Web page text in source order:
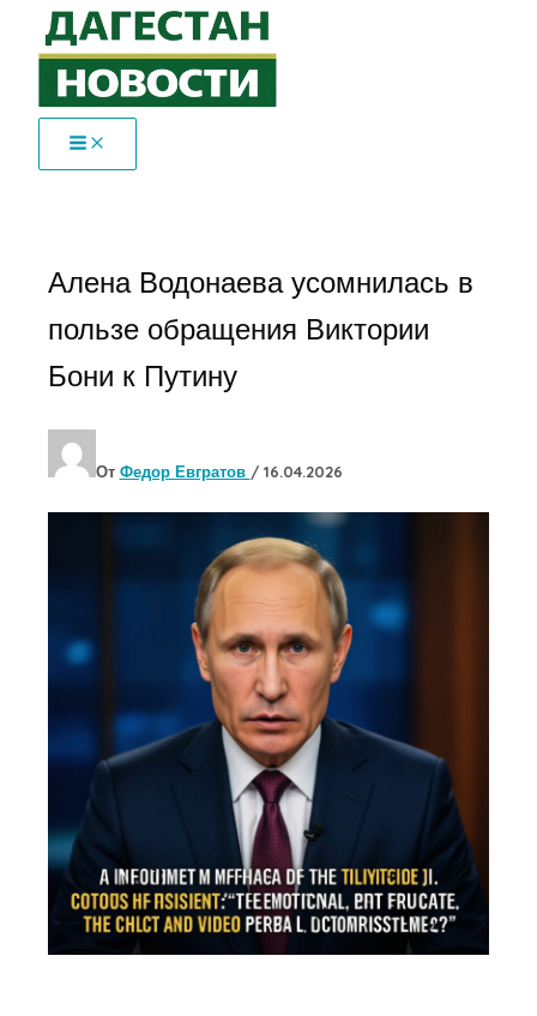
Перейти
содержимому
Алена Водонаева усомнилась в
пользе обращения Виктории
Бони к Путину
От Федор Евгратов / 16.04.2026